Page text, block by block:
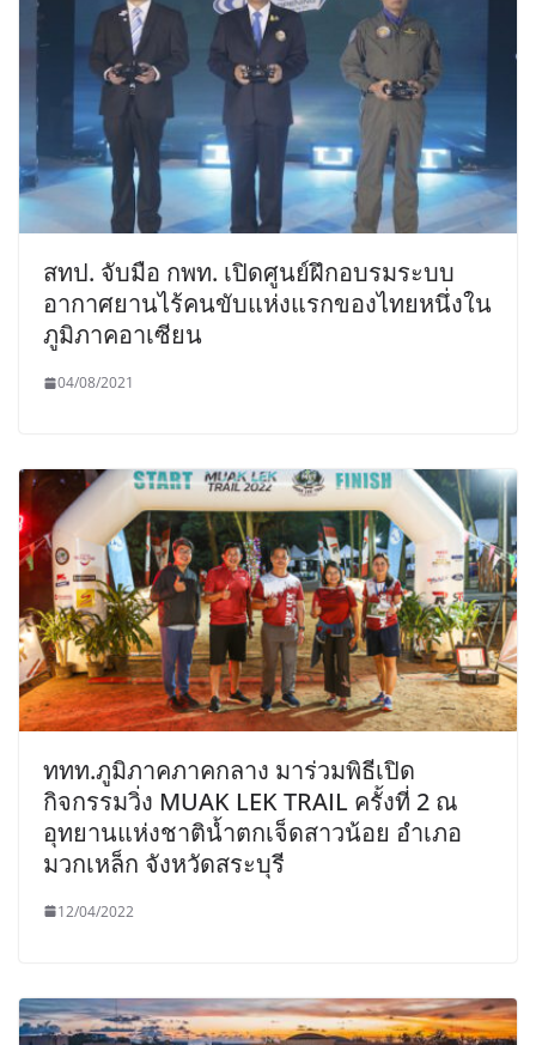
สทป. จับมือ กพท. เปิดศูนย์ฝึกอบรมระบบ
อากาศยานไร้คนขับแห่งแรกของไทยหนึ่งใน
ภูมิภาคอาเซียน
04/08/2021
ททท.ภูมิภาคภาคกลาง มาร่วมพิธีเปิด
กิจกรรมวิ่ง MUAK LEK TRAIL ครั้งที่ 2 ณ
อุทยานแห่งชาติน้ำตกเจ็ดสาวน้อย อำเภอ
มวกเหล็ก จังหวัดสระบุรี
12/04/2022